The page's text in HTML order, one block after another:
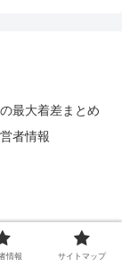
最大着差まとめ
者情報
情報 サイトマップ